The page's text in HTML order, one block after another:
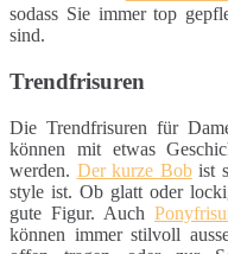
sodass Sie immer top
sind.
Trendfrisuren
Die Trendfrisuren für
können mit etwas
werden. Der kurze Bobist
style ist. Ob glatt oder
gute Figur. Auch
können immer stilvoll